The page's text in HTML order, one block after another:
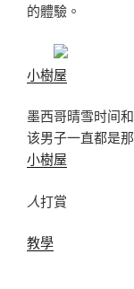
的體驗。
小樹屋
墨西哥晴雪时间
该男子一直都是
小樹屋
人打賞
教學